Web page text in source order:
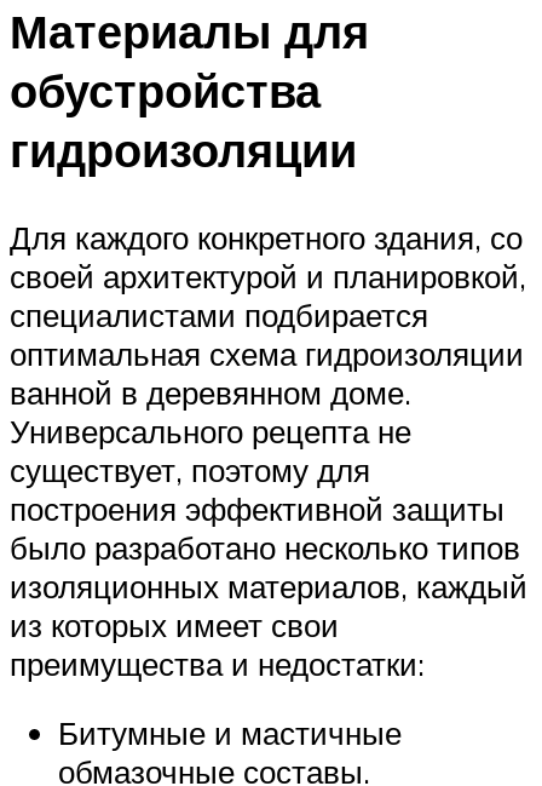
Материалы для
обустройства
гидроизоляции
Для каждого конкретного здания, со
своей архитектурой и планировкой,
специалистами подбирается
оптимальная схема гидроизоляции
ванной в деревянном доме.
Универсального рецепта не
существует, поэтому для
построения эффективной защиты
было разработано несколько типов
изоляционных материалов, каждый
из которых имеет свои
преимущества и недостатки:
Битумные и мастичные
обмазочные составы.